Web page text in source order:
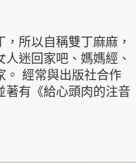
所以自稱雙丁麻麻，
迷回家吧、媽媽經、
。 經常與出版社合作
著有《給心頭肉的注音